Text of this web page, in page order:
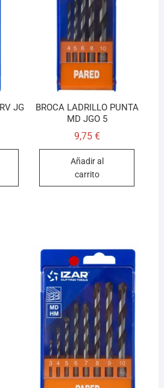
JG
BROCA LADRILLO PUNTA
MD JGO 5
9,75 €
Añadir al
carrito